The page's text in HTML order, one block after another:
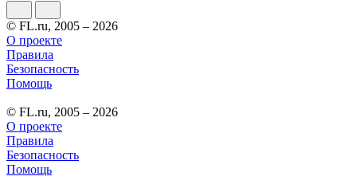
© FL.ru, 2005 – 2026
О проекте
Правила
Безопасность
Помощь
© FL.ru, 2005 – 2026
О проекте
Правила
Безопасность
Помощь